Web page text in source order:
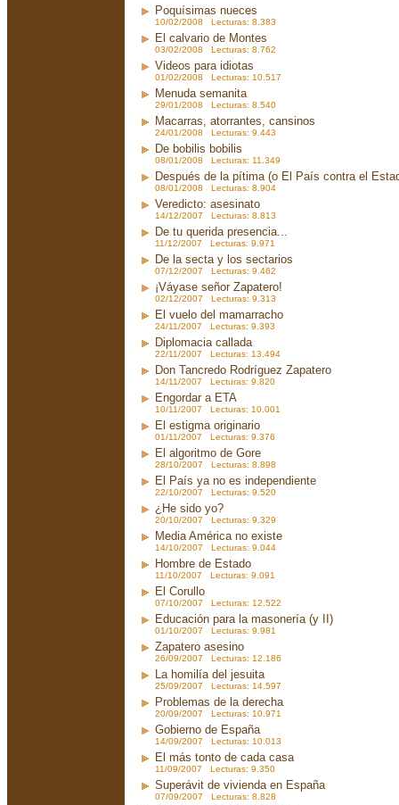
Poquísimas nueces
10/02/2008 Lecturas: 8.383
El calvario de Montes
03/02/2008 Lecturas: 8.762
Videos para idiotas
01/02/2008 Lecturas: 10.517
Menuda semanita
29/01/2008 Lecturas: 8.540
Macarras, atorrantes, cansinos
24/01/2008 Lecturas: 9.443
De bobilis bobilis
08/01/2008 Lecturas: 11.349
Después de la pítima (o El País contra el
08/01/2008 Lecturas: 8.904
Veredicto: asesinato
14/12/2007 Lecturas: 8.813
De tu querida presencia...
11/12/2007 Lecturas: 9.971
De la secta y los sectarios
07/12/2007 Lecturas: 9.462
¡Váyase señor Zapatero!
02/12/2007 Lecturas: 9.313
El vuelo del mamarracho
24/11/2007 Lecturas: 9.393
Diplomacia callada
22/11/2007 Lecturas: 13.494
Don Tancredo Rodríguez Zapatero
14/11/2007 Lecturas: 9.820
Engordar a ETA
10/11/2007 Lecturas: 10.001
El estigma originario
01/11/2007 Lecturas: 9.376
El algoritmo de Gore
28/10/2007 Lecturas: 8.898
El País ya no es independiente
22/10/2007 Lecturas: 9.520
¿He sido yo?
20/10/2007 Lecturas: 9.329
Media América no existe
14/10/2007 Lecturas: 9.044
Hombre de Estado
11/10/2007 Lecturas: 9.091
El Corullo
07/10/2007 Lecturas: 12.522
Educación para la masonería (y II)
01/10/2007 Lecturas: 9.981
Zapatero asesino
26/09/2007 Lecturas: 12.186
La homilía del jesuita
25/09/2007 Lecturas: 14.597
Problemas de la derecha
20/09/2007 Lecturas: 10.971
Gobierno de España
14/09/2007 Lecturas: 10.013
El más tonto de cada casa
11/09/2007 Lecturas: 9.350
Superávit de vivienda en España
07/09/2007 Lecturas: 8.828